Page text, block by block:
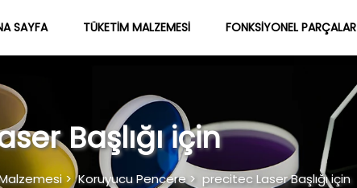
SAYFA TÜKETIM MALZEMESI FONKSIYONEL PARÇALAR
Başlığı için
>Koruyucu Pencere> precitec Laser Başlığı için